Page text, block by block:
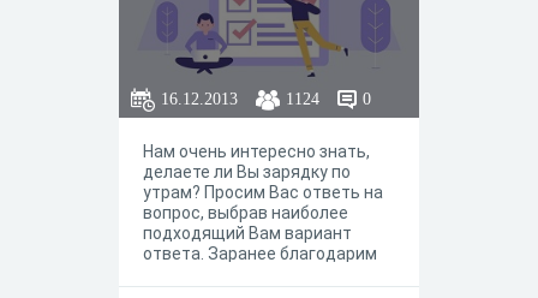
16.12.2013 1124 0
Нам очень интересно знать,
делаете ли Вы зарядку по
утрам? Просим Вас ответь на
вопрос, выбрав наиболее
подходящий Вам вариант
ответа. Заранее благодарим